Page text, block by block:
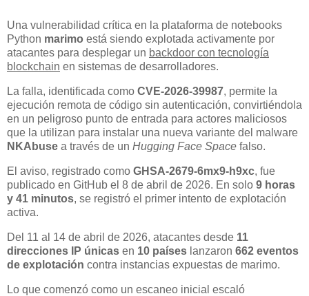
Una vulnerabilidad crítica en la plataforma de notebooks
Python marimo está siendo explotada activamente por
atacantes para desplegar un backdoor con tecnología
blockchain en sistemas de desarrolladores.
La falla, identificada como CVE-2026-39987, permite la
ejecución remota de código sin autenticación, convirtiéndola
en un peligroso punto de entrada para actores maliciosos
que la utilizan para instalar una nueva variante del malware
NKAbuse a través de un Hugging Face Space falso.
El aviso, registrado como GHSA-2679-6mx9-h9xc, fue
publicado en GitHub el 8 de abril de 2026. En solo 9 horas
y 41 minutos, se registró el primer intento de explotación
activa.
Del 11 al 14 de abril de 2026, atacantes desde 11
direcciones IP únicas en 10 países lanzaron 662 eventos
de explotación contra instancias expuestas de marimo.
Lo que comenzó como un escaneo inicial escaló